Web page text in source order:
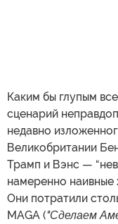
Каким бы глупым
сценарий
недавно
Великобритании
Трамп и Вэнс —
намеренно наивные
Они потратили
MAGA ("Сделаем